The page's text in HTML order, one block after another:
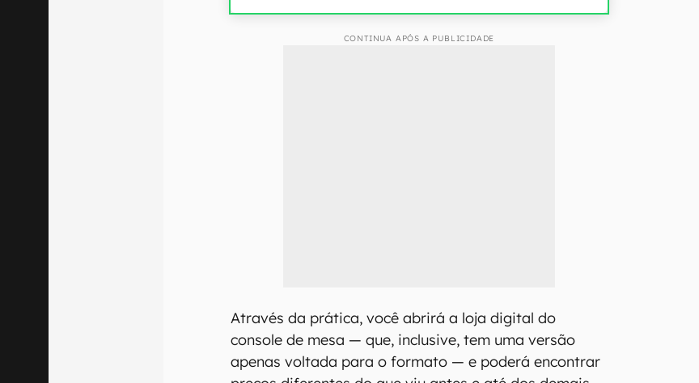
CONTINUA APÓS A PUBLICIDADE
Através da prática, você abrirá a loja digital do
console de mesa — que, inclusive, tem uma versão
apenas voltada para o formato — e poderá encontrar